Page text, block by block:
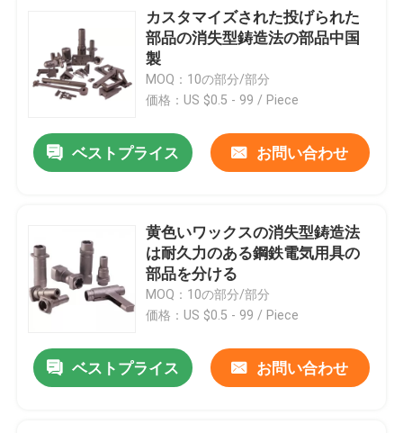
カスタマイズされた投げられた
部品の消失型鋳造法の部品中国
製
MOQ：10の部分/部分
価格：US $0.5 - 99 / Piece
ベストプライス お問い合わせ
黄色いワックスの消失型鋳造法
は耐久力のある鋼鉄電気用具の
部品を分ける
MOQ：10の部分/部分
価格：US $0.5 - 99 / Piece
ベストプライス お問い合わせ